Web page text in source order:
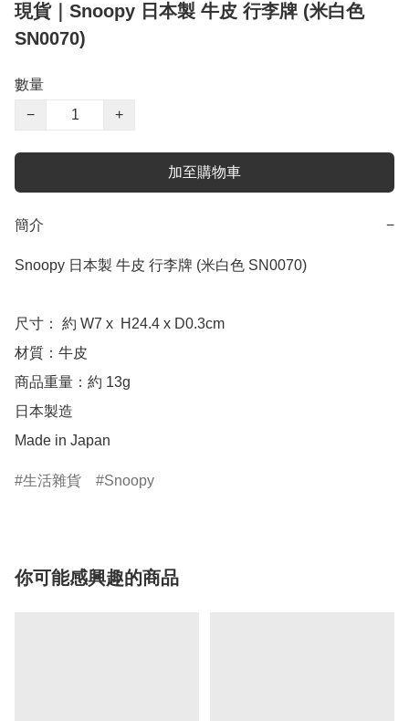
現貨｜Snoopy 日本製 牛皮 行李牌 (米白色
SN0070)
數量
−
+
加至購物車
簡介 −
Snoopy 日本製 牛皮 行李牌 (米白色 SN0070)
尺寸： 約 W7 x  H24.4 x D0.3cm
材質：牛皮
商品重量：約 13g
日本製造
Made in Japan
生活雜貨 Snoopy
你可能感興趣的商品